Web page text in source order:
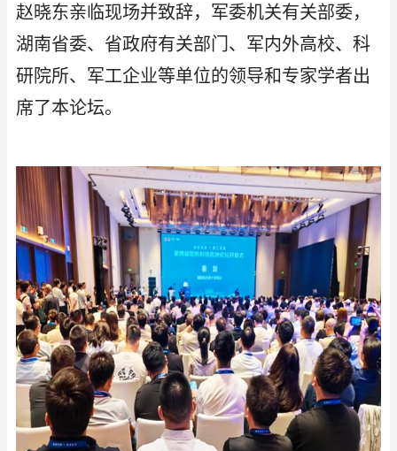
赵晓东亲临现场并致辞，军委机关有关部委，
湖南省委、省政府有关部门、军内外高校、科
研院所、军工企业等单位的领导和专家学者出
席了本论坛。